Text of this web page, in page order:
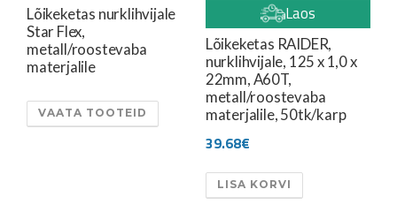
Lõikeketas nurklihvijale
Star Flex,
metall/roostevaba
materjalile
VAATA TOOTEID
Laos
Lõikeketas RAIDER,
nurklihvijale, 125 x 1,0 x
22mm, A60T,
metall/roostevaba
materjalile, 50tk/karp
39.68€
LISA KORVI